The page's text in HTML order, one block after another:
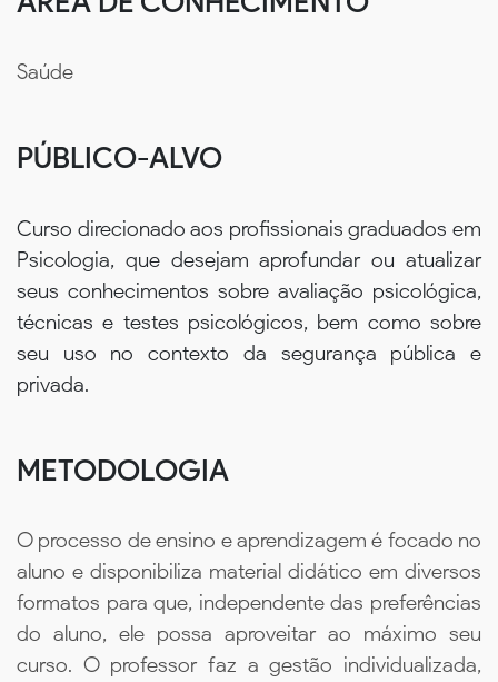
Saúde
PÚBLICO-ALVO
Curso direcionado aos profissionais graduados em
Psicologia, que desejam aprofundar ou atualizar
seus conhecimentos sobre avaliação psicológica,
técnicas e testes psicológicos, bem como sobre
seu uso no contexto da segurança pública e
privada.
METODOLOGIA
O processo de ensino e aprendizagem é focado no
aluno e disponibiliza material didático em diversos
formatos para que, independente das preferências
do aluno, ele possa aproveitar ao máximo seu
curso. O professor faz a gestão individualizada,